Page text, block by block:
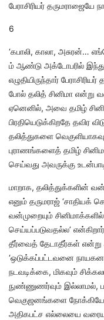
பேராசிரியர்
6
‘கபாலி, காலா, அசுரன்…
ம் ஆண்டு அக்டோபரில் இந்து
எழுதியிருந்தார்
போல் தலித் சினிமா என்று
ஏனெனில், அவை தமிழ்
பிரதியெடுக்கிறதே தவிர
தலித்துகளை
புராணங்களைத் தமிழ்
செய்வது அவருக்கு
மாறாக, தலித்துக்களின்
எனும் தருமராஜ் ‘சாதியக்
வன்முறையும்
செய்யப்படுவதல்ல’
தீர்வைத் தேடாதீர்கள் என்று
‘ஒடுக்கப்பட்டவனை
நடவடிக்கை, மிகவும்
நுண்ணுணர்வும் இல்லாமல்,
வெகுஜனங்களை நோக்கியே
அதிகபட்ச எல்லையை